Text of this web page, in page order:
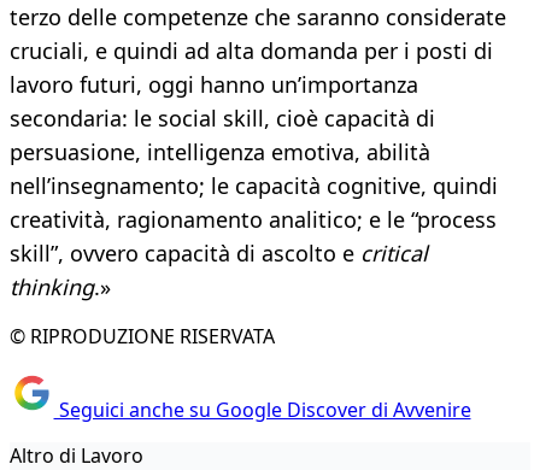
terzo delle competenze che saranno considerate
cruciali, e quindi ad alta domanda per i posti di
lavoro futuri, oggi hanno un’importanza
secondaria: le social skill, cioè capacità di
persuasione, intelligenza emotiva, abilità
nell’insegnamento; le capacità cognitive, quindi
creatività, ragionamento analitico; e le “process
skill”, ovvero capacità di ascolto e critical
thinking.»
© RIPRODUZIONE RISERVATA
Seguici anche su Google Discover di Avvenire
Altro di Lavoro